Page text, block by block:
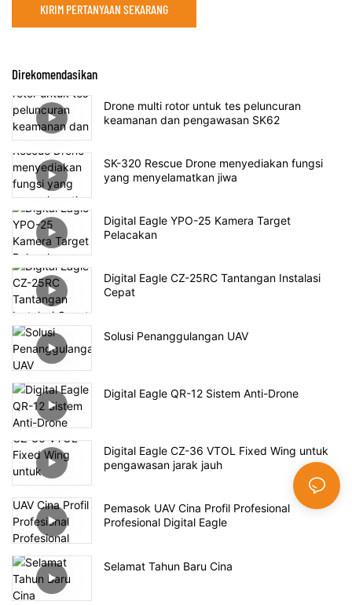
KIRIM PERTANYAAN SEKARANG
Direkomendasikan
Drone multi rotor untuk tes peluncuran
keamanan dan pengawasan SK62
SK-320 Rescue Drone menyediakan fungsi
yang menyelamatkan jiwa
Digital Eagle YPO-25 Kamera Target
Pelacakan
Digital Eagle CZ-25RC Tantangan Instalasi
Cepat
Solusi Penanggulangan UAV
Digital Eagle QR-12 Sistem Anti-Drone
Digital Eagle CZ-36 VTOL Fixed Wing untuk
pengawasan jarak jauh
Pemasok UAV Cina Profil Profesional
Profesional Digital Eagle
Selamat Tahun Baru Cina